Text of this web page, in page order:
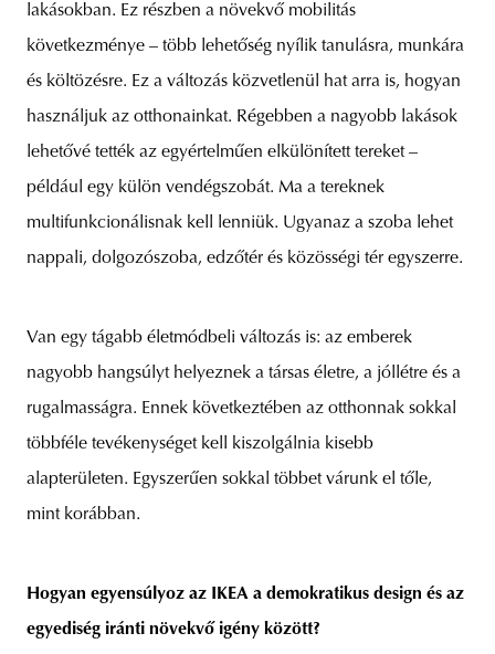
lakásokban. Ez részben a növekvő mobilitás
következménye – több lehetőség nyílik tanulásra, munkára
és költözésre. Ez a változás közvetlenül hat arra is, hogyan
használjuk az otthonainkat. Régebben a nagyobb lakások
lehetővé tették az egyértelműen elkülönített tereket –
például egy külön vendégszobát. Ma a tereknek
multifunkcionálisnak kell lenniük. Ugyanaz a szoba lehet
nappali, dolgozószoba, edzőtér és közösségi tér egyszerre.
Van egy tágabb életmódbeli változás is: az emberek
nagyobb hangsúlyt helyeznek a társas életre, a jóllétre és a
rugalmasságra. Ennek következtében az otthonnak sokkal
többféle tevékenységet kell kiszolgálnia kisebb
alapterületen. Egyszerűen sokkal többet várunk el tőle,
mint korábban.
Hogyan egyensúlyoz az IKEA a demokratikus design és az
egyediség iránti növekvő igény között?